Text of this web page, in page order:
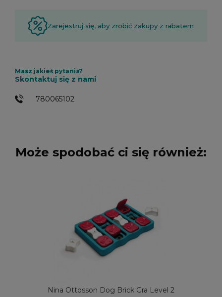
Zarejestruj się, aby zrobić zakupy z rabatem
Masz jakieś pytania?
Skontaktuj się z nami
780065102
Może spodobać ci się również:
Nina Ottosson Dog Brick Gra Level 2